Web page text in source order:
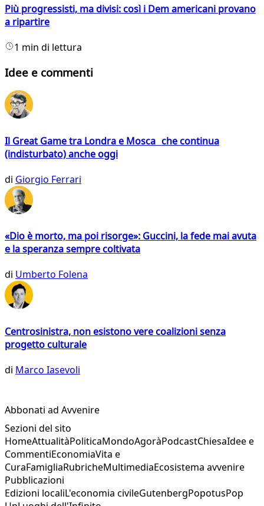
Più progressisti, ma divisi: così i Dem americani provano
a ripartire
1 min di lettura
Idee e commenti
Il Great Game tra Londra e Mosca che continua
(indisturbato) anche oggi
di Giorgio Ferrari
«Dio è morto, ma poi risorge»: Guccini, la fede mai avuta
e la speranza sempre coltivata
di Umberto Folena
Centrosinistra, non esistono vere coalizioni senza
progetto culturale
di Marco Iasevoli
Abbonati ad Avvenire
Sezioni del sito
HomeAttualitàPoliticaMondoAgoràPodcastChiesaIdee e
CommentiEconomiaVita e
CuraFamigliaRubricheMultimediaEcosistema avvenire
Pubblicazioni
Edizioni localiL'economia civileGutenbergPopotusPop